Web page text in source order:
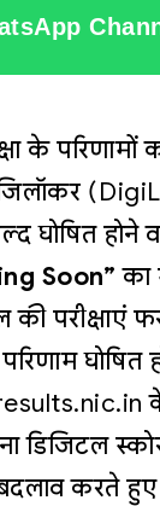
के
होने
Soon” का
परीक्षाएं
घोषित
डिजिटल
करते